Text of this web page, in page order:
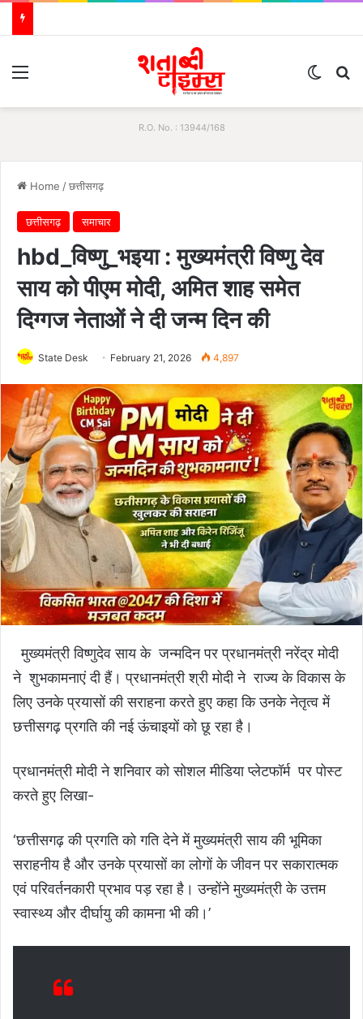
R.O. No. : 13944/168
Home /छत्तीसगढ़
छत्तीसगढ़ समाचार
hbd_विष्णु_भइया : मुख्यमंत्री विष्णु देव
साय को पीएम मोदी, अमित शाह समेत
दिग्गज नेताओं ने दी जन्म दिन की
State Desk February 21, 2026 4,897
मुख्यमंत्री विष्णुदेव साय के जन्मदिन पर प्रधानमंत्री नरेंद्र मोदी
ने शुभकामनाएं दी हैं। प्रधानमंत्री श्री मोदी ने राज्य के विकास के
लिए उनके प्रयासों की सराहना करते हुए कहा कि उनके नेतृत्व में
छत्तीसगढ़ प्रगति की नई ऊंचाइयों को छू रहा है।
प्रधानमंत्री मोदी ने शनिवार को सोशल मीडिया प्लेटफॉर्म पर पोस्ट
करते हुए लिखा-
‘छत्तीसगढ़ की प्रगति को गति देने में मुख्यमंत्री साय की भूमिका
सराहनीय है और उनके प्रयासों का लोगों के जीवन पर सकारात्मक
एवं परिवर्तनकारी प्रभाव पड़ रहा है। उन्होंने मुख्यमंत्री के उत्तम
स्वास्थ्य और दीर्घायु की कामना भी की।’